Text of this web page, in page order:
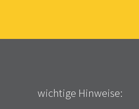
wichtige Hinweise: